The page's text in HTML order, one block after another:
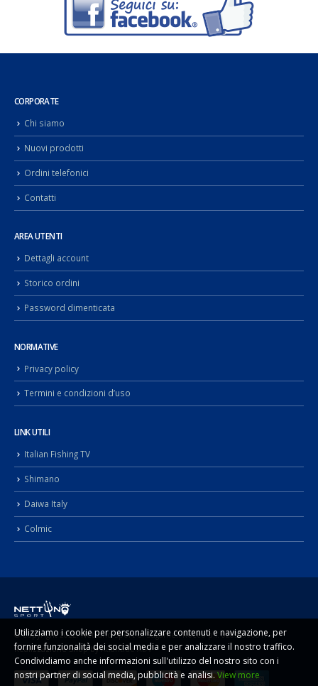
CORPORATE
Chi siamo
Nuovi prodotti
Ordini telefonici
Contatti
AREA UTENTI
Dettagli account
Storico ordini
Password dimenticata
NORMATIVE
Privacy policy
Termini e condizioni d’uso
LINK UTILI
Italian Fishing TV
Shimano
Daiwa Italy
Colmic
© Copyright 2022. Nettuno Sport di Sugameli Rocco p.i. 02092990817 -
Realizzazione Shop byAtlantide ADV
Utilizziamo i cookie per personalizzare contenuti e navigazione, per
fornire funzionalità dei social media e per analizzare il nostro traffico.
Condividiamo anche informazioni sull'utilizzo del nostro sito con i
nostri partner di social media, pubblicità e analisi. View more